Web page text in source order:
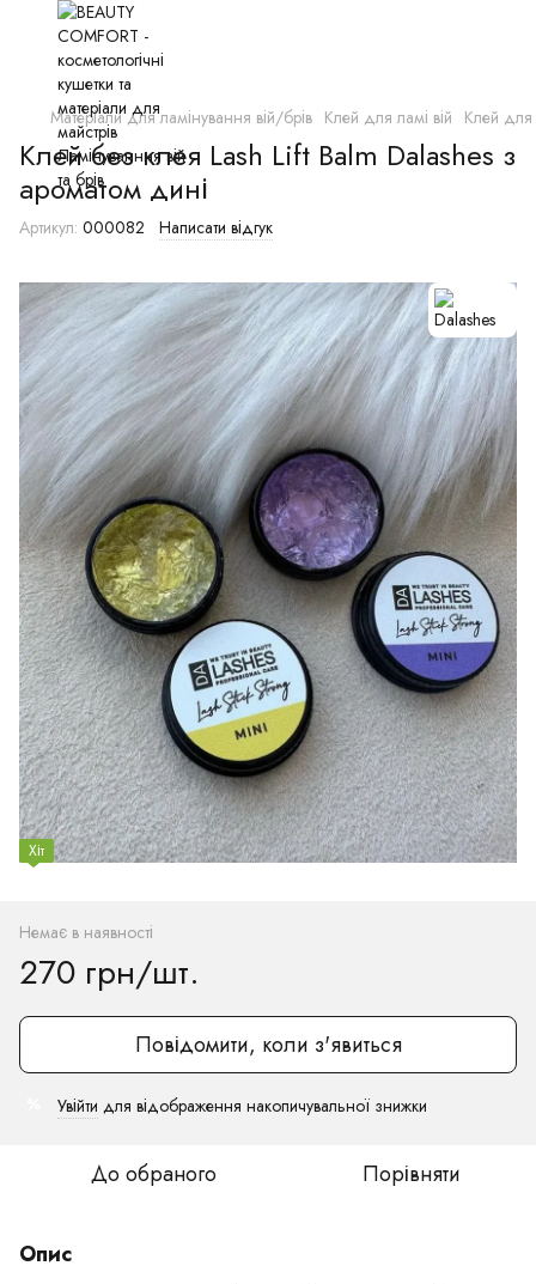
Матеріали для ламінування вій/брів Клей для ламі вій Клей для
Клей без клея Lash Lift Balm Dalashes з
ароматом дині
Артикул: 000082 Написати відгук
Хіт
Немає в наявності
270 грн/шт.
Повідомити, коли з'явиться
Увійти для відображення накопичувальної знижки
До обраного Порівняти
Опис